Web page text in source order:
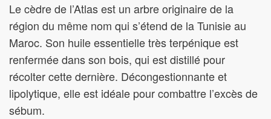
Le cèdre de l’Atlas est un arbre originaire de la
région du même nom qui s’étend de la Tunisie au
Maroc. Son huile essentielle très terpénique est
renfermée dans son bois, qui est distillé pour
récolter cette dernière. Décongestionnante et
lipolytique, elle est idéale pour combattre l’excès de
sébum.